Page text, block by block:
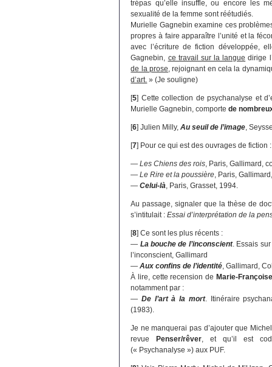
trépas qu’elle insuffle, ou encore les
sexualité de la femme sont réétudiés.
Murielle Gagnebin examine ces
propres à faire apparaître l’unité et la
avec l’écriture de fiction développée,
Gagnebin, ce travail sur la langue dirige
de la prose, rejoignant en cela la
d’art. » (Je souligne)
[5] Cette collection de psychanalyse et
Murielle Gagnebin, comportede
[6]Julien Milly,Au seuil de l’image,
[7] Pour ce qui est des ouvrages de fiction :
—Les Chiens des rois, Paris, Gallimard,
—Le Rire et la poussière, Paris,
—Celui-là, Paris, Grasset, 1994.
Au passage, signaler que la thèse de
s’intitulait :Essai d’interprétation de la
[8]Ce sont les plus récents :
— La bouche de l’inconscient. Essais
l’inconscient, Gallimard
—Aux confins de l’identité, Gallimard,
À lire, cette recension de Marie-
notamment par :
—De l’art à la mort. Itinéraire
(1983).
Je ne manquerai pas d’ajouter que
revue
Penser/rêver, et qu’il est
(« Psychanalyse ») aux PUF.